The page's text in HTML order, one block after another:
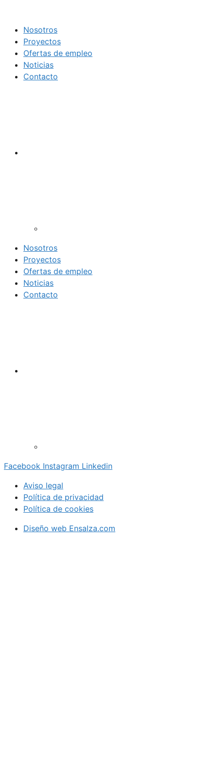
Nosotros
Proyectos
Ofertas de empleo
Noticias
Contacto
Nosotros
Proyectos
Ofertas de empleo
Noticias
Contacto
Facebook Instagram Linkedin
Aviso legal
Política de privacidad
Política de cookies
Diseño web Ensalza.com